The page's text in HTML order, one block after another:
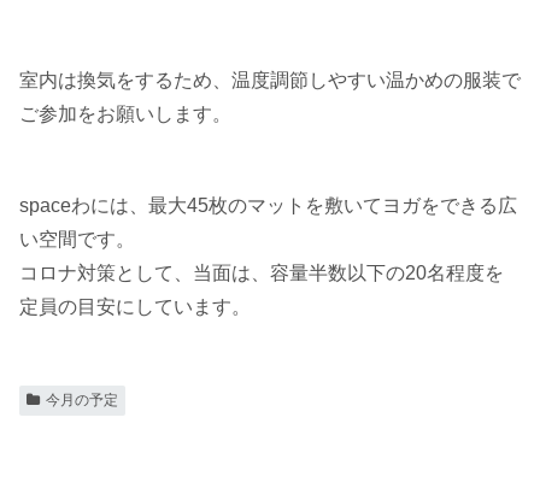
室内は換気をするため、温度調節しやすい温かめの服装で
ご参加をお願いします。
spaceわには、最大45枚のマットを敷いてヨガをできる広
い空間です。
コロナ対策として、当面は、容量半数以下の20名程度を
定員の目安にしています。
今月の予定